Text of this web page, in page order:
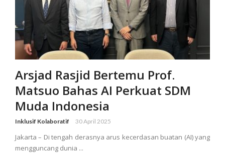
Arsjad Rasjid Bertemu Prof.
Matsuo Bahas AI Perkuat SDM
Muda Indonesia
Inklusif Kolaboratif 30 April 2025
Jakarta – Di tengah derasnya arus kecerdasan buatan (AI) yang
mengguncang dunia ...